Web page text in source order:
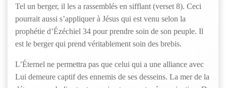
Tel un berger, il les a rassemblés en sifflant (verset 8). Ceci
pourrait aussi s’appliquer à Jésus qui est venu selon la
prophétie d’Ézéchiel 34 pour prendre soin de son peuple. Il
est le berger qui prend véritablement soin des brebis.
L’Éternel ne permettra pas que celui qui a une alliance avec
Lui demeure captif des ennemis de ses desseins. La mer de la